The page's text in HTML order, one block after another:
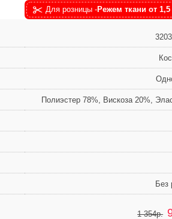
Для розницы -Режем ткани от
Полиэстер 78%, Вискоза 20%,
Без
1 354р.